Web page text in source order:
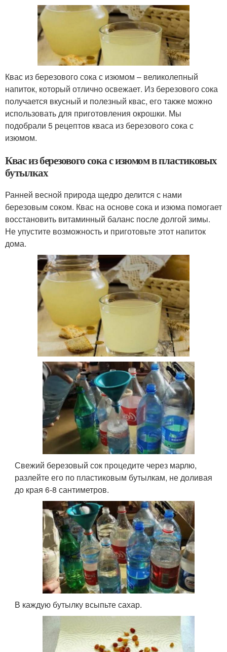
Квас из березового сока с изюмом – великолепный
напиток, который отлично освежает. Из березового сока
получается вкусный и полезный квас, его также можно
использовать для приготовления окрошки. Мы
подобрали 5 рецептов кваса из березового сока с
изюмом.
Квас из березового сока с изюмом в пластиковых
бутылках
Ранней весной природа щедро делится с нами
березовым соком. Квас на основе сока и изюма помогает
восстановить витаминный баланс после долгой зимы.
Не упустите возможность и приготовьте этот напиток
дома.
Свежий березовый сок процедите через марлю,
разлейте его по пластиковым бутылкам, не доливая
до края 6-8 сантиметров.
В каждую бутылку всыпьте сахар.